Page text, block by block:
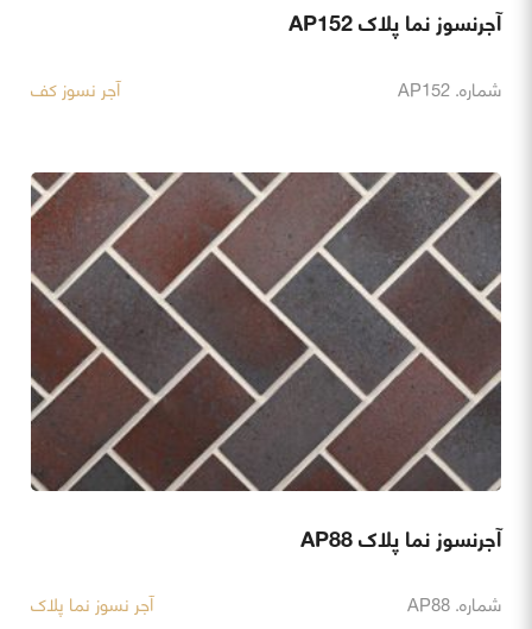
آجرنسوز نما پلاک AP152
شماره. AP152 آجر نسوز کف
آجرنسوز نما پلاک AP88
شماره. AP88 آجر نسوز نما پلاک